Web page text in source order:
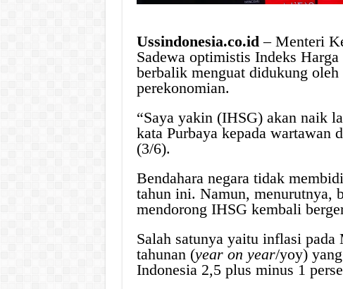
Ussindonesia.co.id– Menteri
Sadewa optimistis Indeks
berbalik menguat didukung
perekonomian.
“Saya yakin (IHSG) akan naik
kata Purbaya kepada wartawan
(3/6).
Bendahara negara tidak
tahun ini. Namun, menurutnya,
mendorong IHSG kembali
Salah satunya yaitu inflasi pada
tahunan (year on year/yoy)
Indonesia 2,5 plus minus 1